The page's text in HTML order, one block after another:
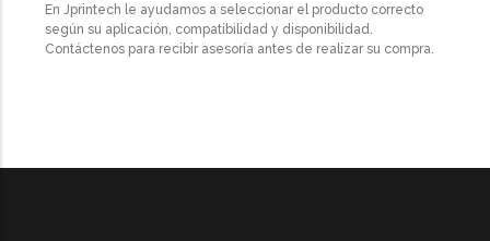
En Jprintech le ayudamos a seleccionar el producto correcto
según su aplicación, compatibilidad y disponibilidad.
Contáctenos para recibir asesoría antes de realizar su compra.